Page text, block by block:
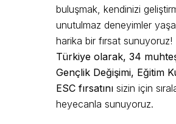
buluşmak, kendinizi
unutulmaz deneyimler
harika bir fırsat sunuyoruz!
Türkiye olarak, 34
Gençlik Değişimi, Eğitim
ESC fırsatını sizin için
heyecanla sunuyoruz.